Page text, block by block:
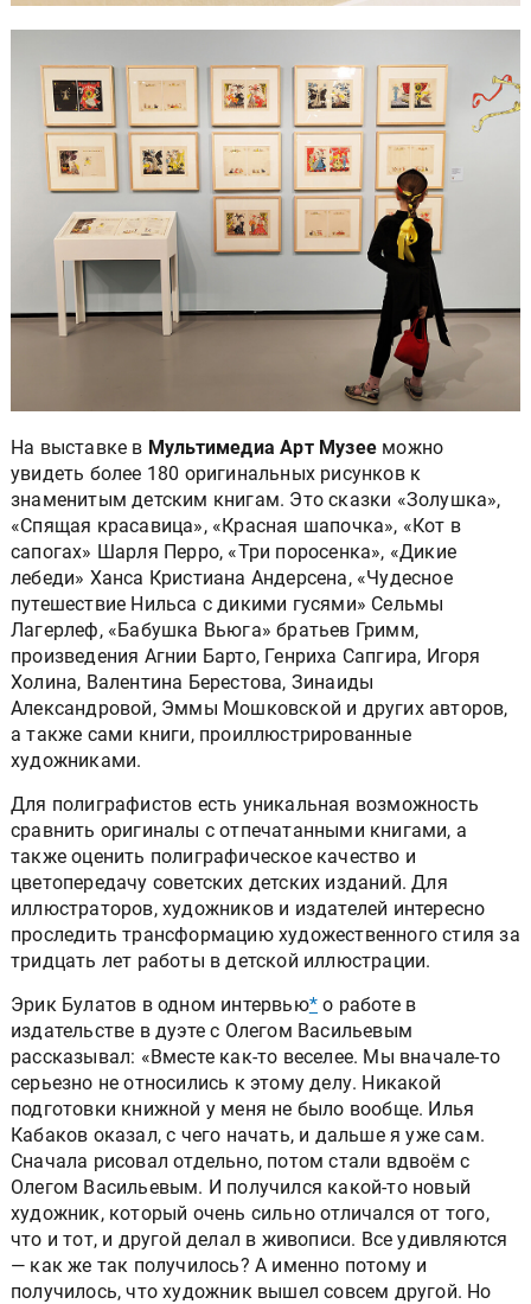
На выставке в Мультимедиа Арт Музее можно
увидеть более 180 оригинальных рисунков к
знаменитым детским книгам. Это сказки «Золушка»,
«Спящая красавица», «Красная шапочка», «Кот в
сапогах» Шарля Перро, «Три поросенка», «Дикие
лебеди» Ханса Кристиана Андерсена, «Чудесное
путешествие Нильса с дикими гусями» Сельмы
Лагерлеф, «Бабушка Вьюга» братьев Гримм,
произведения Агнии Барто, Генриха Сапгира, Игоря
Холина, Валентина Берестова, Зинаиды
Александровой, Эммы Мошковской и других авторов,
а также сами книги, проиллюстрированные
художниками.
Для полиграфистов есть уникальная возможность
сравнить оригиналы с отпечатанными книгами, а
также оценить полиграфическое качество и
цветопередачу советских детских изданий. Для
иллюстраторов, художников и издателей интересно
проследить трансформацию художественного стиля за
тридцать лет работы в детской иллюстрации.
Эрик Булатов в одном интервью* о работе в
издательстве в дуэте с Олегом Васильевым
рассказывал: «Вместе как-то веселее. Мы вначале-то
серьезно не относились к этому делу. Никакой
подготовки книжной у меня не было вообще. Илья
Кабаков оказал, с чего начать, и дальше я уже сам.
Сначала рисовал отдельно, потом стали вдвоём с
Олегом Васильевым. И получился какой-то новый
художник, который очень сильно отличался от того,
что и тот, и другой делал в живописи. Все удивляются
— как же так получилось? А именно потому и
получилось, что художник вышел совсем другой. Но